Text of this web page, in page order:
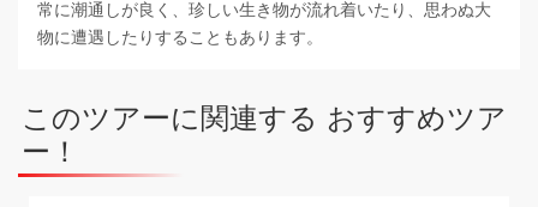
常に潮通しが良く、 珍しい生き物が流れ着いたり、思わぬ大
物に遭遇したりすることもあります。
このツアーに関連する おすすめツア
ー！